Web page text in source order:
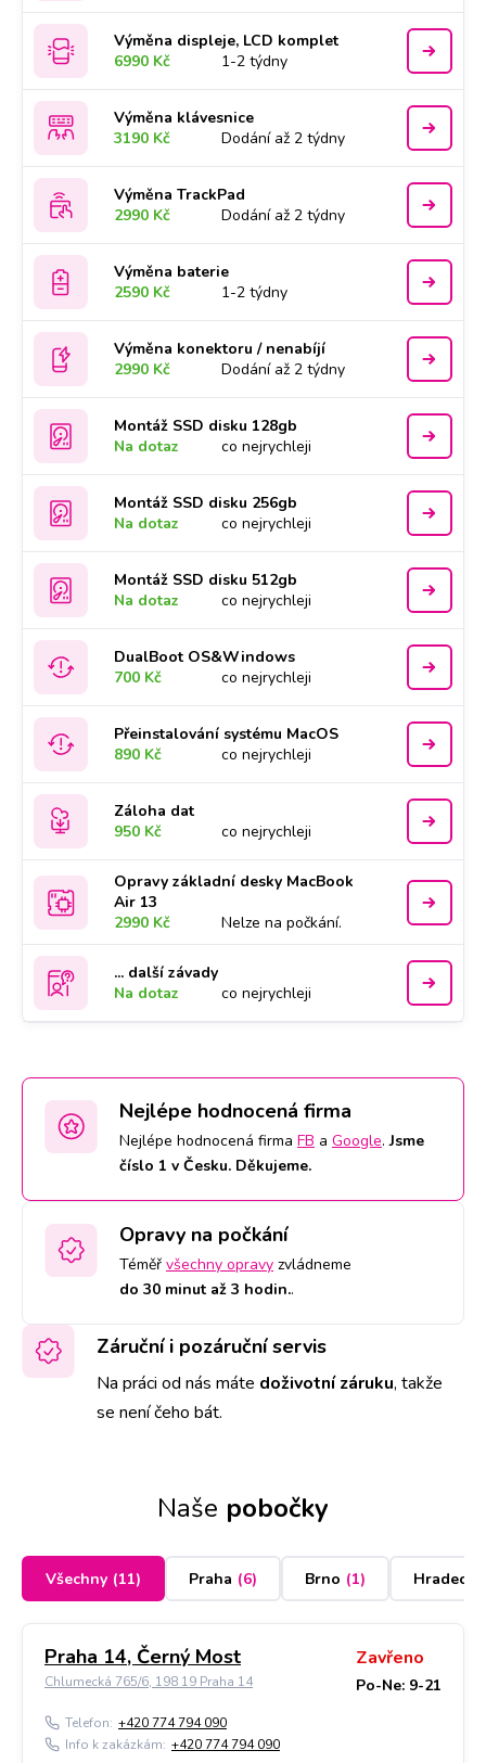
Výměna displeje, LCD komplet
6990 Kč
1-2 týdny
Výměna klávesnice
3190 Kč
Dodání až 2 týdny
Výměna TrackPad
2990 Kč
Dodání až 2 týdny
Výměna baterie
2590 Kč
1-2 týdny
Výměna konektoru / nenabíjí
2990 Kč
Dodání až 2 týdny
Montáž SSD disku 128gb
Na dotaz
co nejrychleji
Montáž SSD disku 256gb
Na dotaz
co nejrychleji
Montáž SSD disku 512gb
Na dotaz
co nejrychleji
DualBoot OS&Windows
700 Kč
co nejrychleji
Přeinstalování systému MacOS
890 Kč
co nejrychleji
Záloha dat
950 Kč
co nejrychleji
Opravy základní desky MacBook
Air 13
2990 Kč
Nelze na počkání.
... další závady
Na dotaz
co nejrychleji
Nejlépe hodnocená firma
Nejlépe hodnocená firma FB a Google.Jsme
číslo 1 v Česku. Děkujeme.
Opravy na počkání
Téměř všechny opravy zvládneme
do 30 minut až 3 hodin..
Záruční i pozáruční servis
Na práci od nás máte doživotní záruku, takže
se není čeho bát.
Naše pobočky
Všechny (11) Praha (6) Brno (1) Hradec
Praha 14, Černý Most
Chlumecká 765/6, 198 19 Praha 14
Zavřeno
Po-Ne: 9-21
Telefon: +420 774 794 090
Info k zakázkám: +420 774 794 090